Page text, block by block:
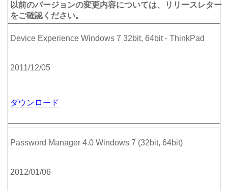
以前のバージョンの変更内容については、リリースレター
をご確認ください。
Device Experience Windows 7 32bit, 64bit - ThinkPad
2011/12/05
ダウンロード
Password Manager 4.0 Windows 7 (32bit, 64bit)
2012/01/06